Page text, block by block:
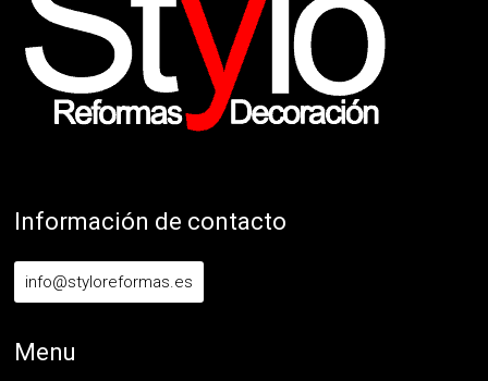
Información de contacto
info@styloreformas.es
Menu